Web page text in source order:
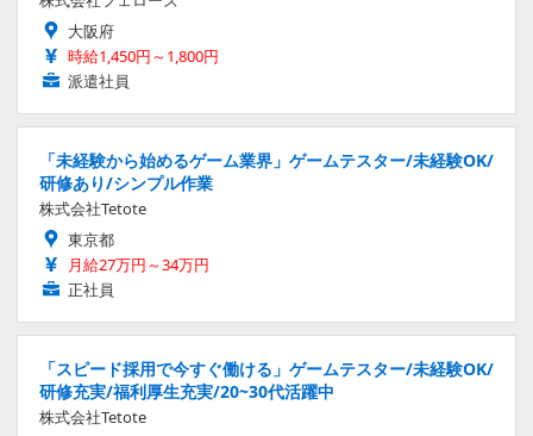
大阪府
時給1,450円～1,800円
派遣社員
「未経験から始めるゲーム業界」ゲームテスター/未経験OK/
研修あり/シンプル作業
株式会社Tetote
東京都
月給27万円～34万円
正社員
「スピード採用で今すぐ働ける」ゲームテスター/未経験OK/
研修充実/福利厚生充実/20~30代活躍中
株式会社Tetote